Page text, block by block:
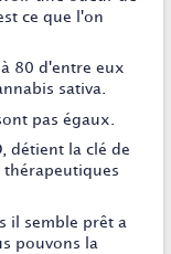
ce que l'on
80 d'entre eux
sativa.
pas égaux.
détient la clé de
thérapeutiques
il semble prêt a
pouvons la